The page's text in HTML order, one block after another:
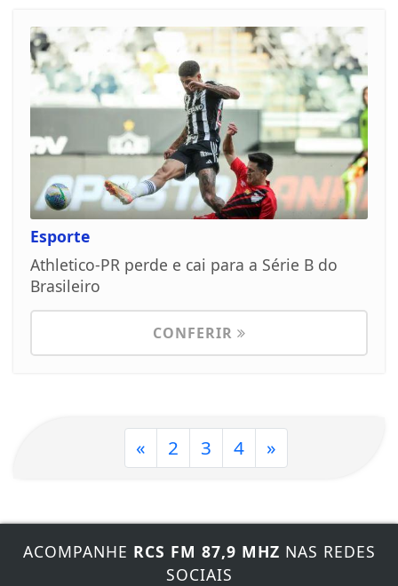
Esporte
Athletico-PR perde e cai para a Série B do
Brasileiro
CONFERIR
« 2 3 4 »
ACOMPANHE RCS FM 87,9 MHZ NAS REDES
SOCIAIS